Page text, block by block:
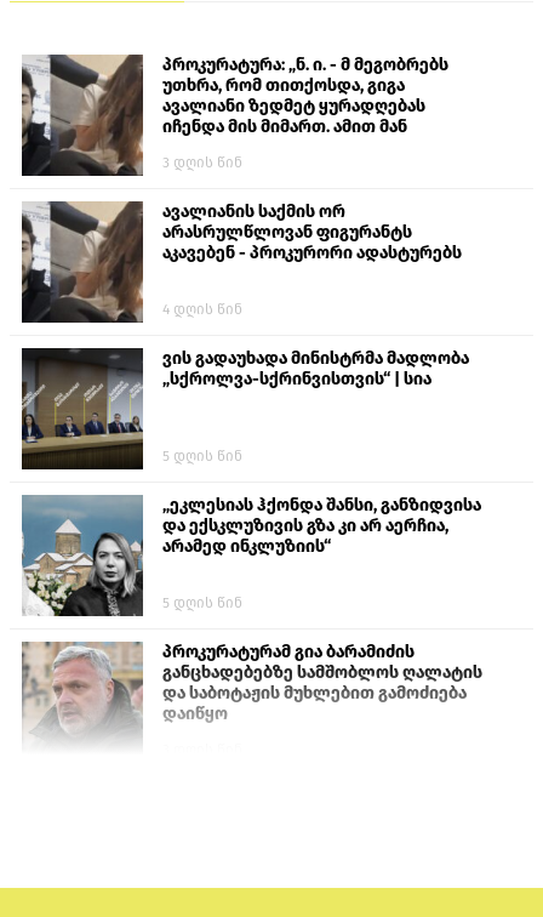
პროკურატურა: „ნ. ი. - მ მეგობრებს
უთხრა, რომ თითქოსდა, გიგა
ავალიანი ზედმეტ ყურადღებას
იჩენდა მის მიმართ. ამით მან
თავს დასხმოდა გიგა ავალიანს“
3 დღის წინ
ავალიანის საქმის ორ
არასრულწლოვან ფიგურანტს
აკავებენ - პროკურორი ადასტურებს
4 დღის წინ
ვის გადაუხადა მინისტრმა მადლობა
„სქროლვა-სქრინვისთვის“ | სია
5 დღის წინ
„ეკლესიას ჰქონდა შანსი, განზიდვისა
და ექსკლუზივის გზა კი არ აერჩია,
არამედ ინკლუზიის“
5 დღის წინ
პროკურატურამ გია ბარამიძის
განცხადებებზე სამშობლოს ღალატის
და საბოტაჟის მუხლებით გამოძიება
დაიწყო